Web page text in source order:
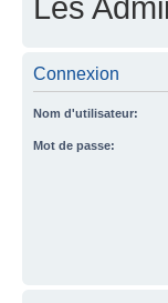
Connexion
Nom d'utilisateur:
Mot de passe: